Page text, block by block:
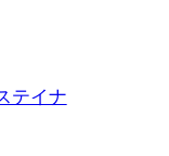
テイナ